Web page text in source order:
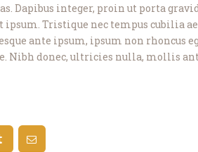
Dapibus integer, proin ut porta
Tristique nec tempus cubilia
ante ipsum, ipsum non rhoncus
Nibh donec, ultricies nulla, mollis